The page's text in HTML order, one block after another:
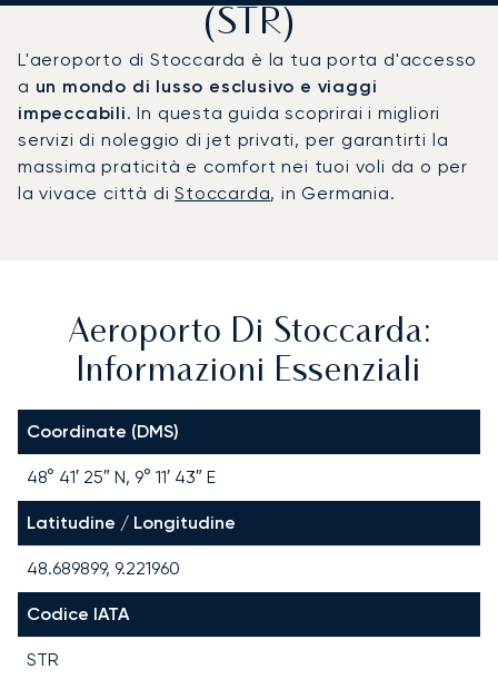
(STR)
L'aeroporto di Stoccarda è la tua porta d'accesso
a un mondo di lusso esclusivo e viaggi
impeccabili. In questa guida scoprirai i migliori
servizi di noleggio di jet privati, per garantirti la
massima praticità e comfort nei tuoi voli da o per
la vivace città diStoccarda, in Germania.
Aeroporto Di Stoccarda:
Informazioni Essenziali
Coordinate (DMS)
48° 41′ 25″ N, 9° 11′ 43″ E
Latitudine / Longitudine
48.689899, 9.221960
Codice IATA
STR